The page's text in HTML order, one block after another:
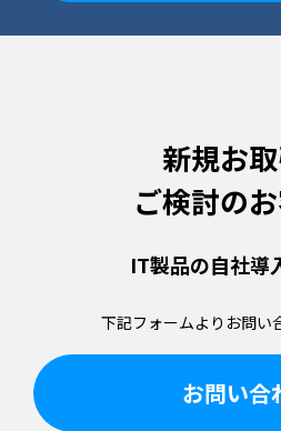
新規お
ご検討の
IT製品の自社導
下記フォームより お問い
お問い合